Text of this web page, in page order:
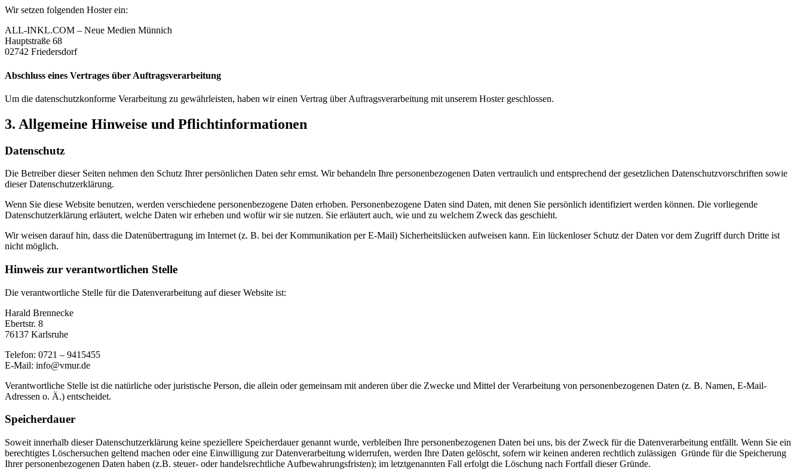
Wir setzen folgenden Hoster ein:
ALL-INKL.COM – Neue Medien Münnich
Hauptstraße 68
02742 Friedersdorf
Abschluss eines Vertrages über Auftragsverarbeitung
Um die datenschutzkonforme Verarbeitung zu gewährleisten, haben wir einen Vertrag über Auftragsverarbeitung mit unserem Hoster geschlossen.
3. Allgemeine Hinweise und Pflicht­informationen
Datenschutz
Die Betreiber dieser Seiten nehmen den Schutz Ihrer persönlichen Daten sehr ernst. Wir behandeln Ihre personenbezogenen Daten vertraulich und entsprechend der gesetzlichen Datenschutzvorschriften sowie
dieser Datenschutzerklärung.
Wenn Sie diese Website benutzen, werden verschiedene personenbezogene Daten erhoben. Personenbezogene Daten sind Daten, mit denen Sie persönlich identifiziert werden können. Die vorliegende
Datenschutzerklärung erläutert, welche Daten wir erheben und wofür wir sie nutzen. Sie erläutert auch, wie und zu welchem Zweck das geschieht.
Wir weisen darauf hin, dass die Datenübertragung im Internet (z. B. bei der Kommunikation per E-Mail) Sicherheitslücken aufweisen kann. Ein lückenloser Schutz der Daten vor dem Zugriff durch Dritte ist
nicht möglich.
Hinweis zur verantwortlichen Stelle
Die verantwortliche Stelle für die Datenverarbeitung auf dieser Website ist:
Harald Brennecke
Ebertstr. 8
76137 Karlsruhe
Telefon: 0721 – 9415455
E-Mail: info@vmur.de
Verantwortliche Stelle ist die natürliche oder juristische Person, die allein oder gemeinsam mit anderen über die Zwecke und Mittel der Verarbeitung von personenbezogenen Daten (z. B. Namen, E-Mail-
Adressen o. Ä.) entscheidet.
Speicherdauer
Soweit innerhalb dieser Datenschutzerklärung keine speziellere Speicherdauer genannt wurde, verbleiben Ihre personenbezogenen Daten bei uns, bis der Zweck für die Datenverarbeitung entfällt. Wenn Sie ein
berechtigtes Löschersuchen geltend machen oder eine Einwilligung zur Datenverarbeitung widerrufen, werden Ihre Daten gelöscht, sofern wir keinen anderen rechtlich zulässigen Gründe für die Speicherung
Ihrer personenbezogenen Daten haben (z.B. steuer- oder handelsrechtliche Aufbewahrungsfristen); im letztgenannten Fall erfolgt die Löschung nach Fortfall dieser Gründe.